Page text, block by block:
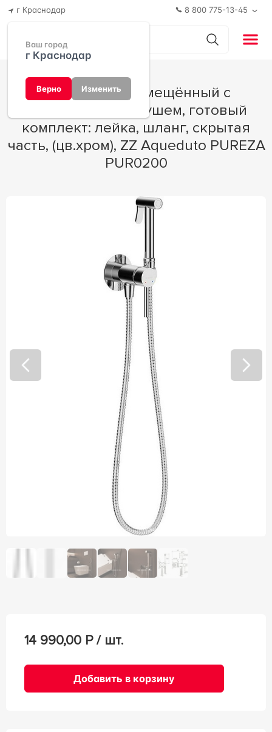
г Краснодар
Ваш город
г Краснодар
Верно Изменить
8 800 775-13-45
Смеситель совмещённый с
гигиеническим душем, готовый
комплект: лейка, шланг, скрытая
часть, (цв.хром), ZZ Aqueduto PUREZA
PUR0200
14 990,00 Р / шт.
Добавить в корзину